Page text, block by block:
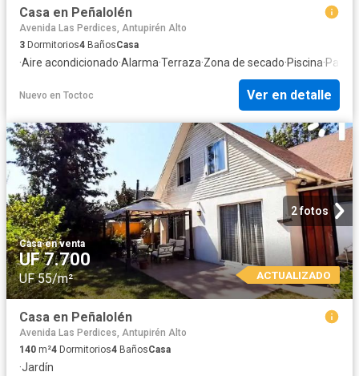
Casa en Peñalolén
Avenida Las Perdices, Antupirén Alto
3 Dormitorios4 BañosCasa
·Aire acondicionado·Alarma·Terraza·Zona de secado·Piscina·Patio
Nuevo en Toctoc Ver en detalle
2 fotos
Casa·en venta
UF 7.700
UF 55/m² ACTUALIZADO
Casa en Peñalolén
Avenida Las Perdices, Antupirén Alto
140 m²4 Dormitorios4 BañosCasa
·Jardín